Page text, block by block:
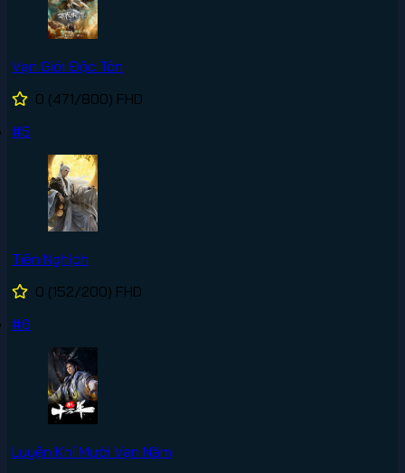
Vạn Giới Độc Tôn
0 (471/800) FHD
#5
Tiên Nghịch
0 (152/200) FHD
#6
Luyện Khí Mười Vạn Năm